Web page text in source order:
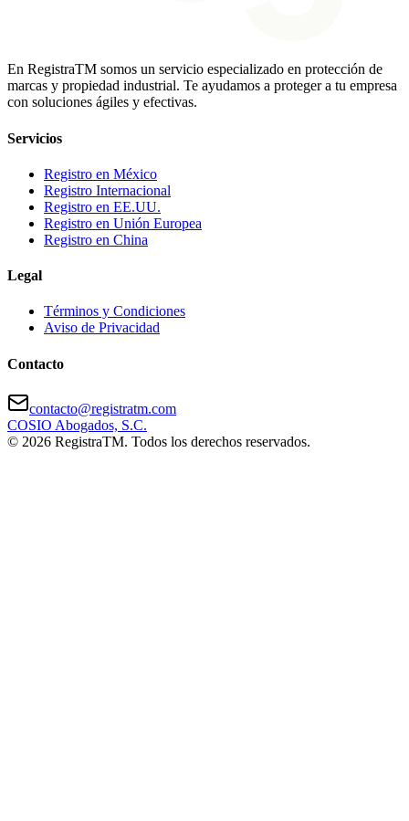
En RegistraTM somos un servicio especializado en protección de
marcas y propiedad industrial. Te ayudamos a proteger a tu empresa
con soluciones ágiles y efectivas.
Servicios
Registro en México
Registro Internacional
Registro en EE.UU.
Registro en Unión Europea
Registro en China
Legal
Términos y Condiciones
Aviso de Privacidad
Contacto
contacto@registratm.com
COSIO Abogados, S.C.
© 2026 RegistraTM. Todos los derechos reservados.